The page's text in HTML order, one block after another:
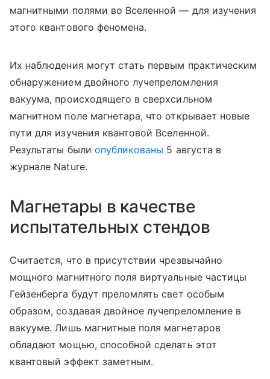
магнитными полями во Вселенной — для изучения
этого квантового феномена.
Их наблюдения могут стать первым практическим
обнаружением двойного лучепреломления
вакуума, происходящего в сверхсильном
магнитном поле магнетара, что открывает новые
пути для изучения квантовой Вселенной.
Результаты были опубликованы 5 августа в
журнале Nature.
Магнетары в качестве
испытательных стендов
Считается, что в присутствии чрезвычайно
мощного магнитного поля виртуальные частицы
Гейзенберга будут преломлять свет особым
образом, создавая двойное лучепреломление в
вакууме. Лишь магнитные поля магнетаров
обладают мощью, способной сделать этот
квантовый эффект заметным.